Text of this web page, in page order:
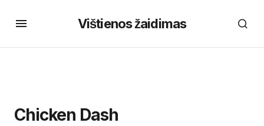
Vištienos žaidimas
Chicken Dash